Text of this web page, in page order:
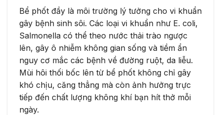
Bể phốt đầy là môi trường lý tưởng cho vi khuẩn
gây bệnh sinh sôi. Các loại vi khuẩn như E. coli,
Salmonella có thể theo nước thải trào ngược
lên, gây ô nhiễm không gian sống và tiềm ẩn
nguy cơ mắc các bệnh về đường ruột, da liễu.
Mùi hôi thối bốc lên từ bể phốt không chỉ gây
khó chịu, căng thẳng mà còn ảnh hưởng trực
tiếp đến chất lượng không khí bạn hít thở mỗi
ngày.